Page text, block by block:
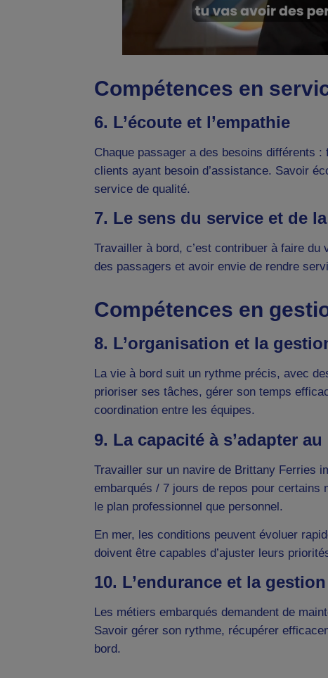
Compétences en
6. L’écoute et l’empathie
Chaque passager a des besoins différents
clients ayant besoin d’assistance. Savoir
service de qualité.
7. Le sens du service et de
Travailler à bord, c’est contribuer à faire
des passagers et avoir envie de rendre
Compétences en
8. L’organisation et la
La vie à bord suit un rythme précis, avec
prioriser ses tâches, gérer son temps
coordination entre les équipes.
9. La capacité à s’adapter
Travailler sur un navire de Brittany Ferries
embarqués / 7 jours de repos pour certains
le plan professionnel que personnel.
En mer, les conditions peuvent évoluer
doivent être capables d’ajuster leurs
10. L’endurance et la
Les métiers embarqués demandent de
Savoir gérer son rythme, récupérer
bord.